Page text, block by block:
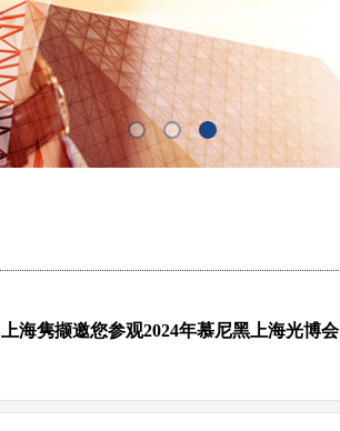
上海隽撷邀您参观2024年慕尼黑上海光博会